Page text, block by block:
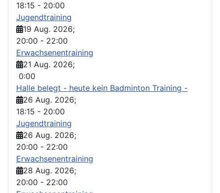
18:15 - 20:00
Jugendtraining
19 Aug. 2026;
20:00 - 22:00
Erwachsenentraining
21 Aug. 2026;
0:00
Halle belegt - heute kein Badminton Training -
26 Aug. 2026;
18:15 - 20:00
Jugendtraining
26 Aug. 2026;
20:00 - 22:00
Erwachsenentraining
28 Aug. 2026;
20:00 - 22:00